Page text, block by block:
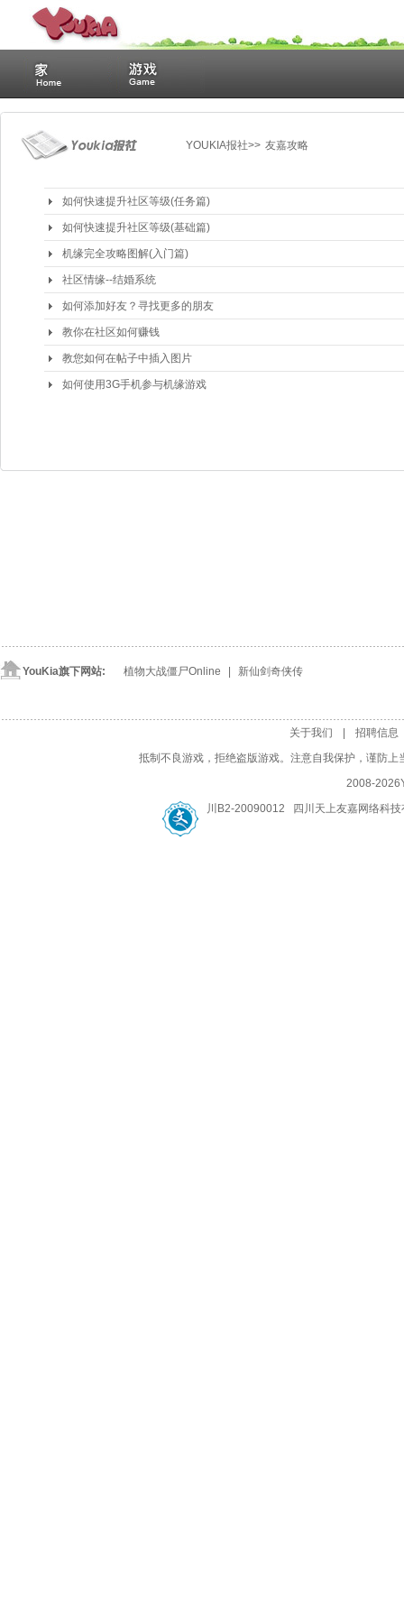
YOUKIA报社>> 友嘉攻略
如何快速提升社区等级(任务篇)
如何快速提升社区等级(基础篇)
机缘完全攻略图解(入门篇)
社区情缘--结婚系统
如何添加好友？寻找更多的朋友
教你在社区如何赚钱
教您如何在帖子中插入图片
如何使用3G手机参与机缘游戏
YouKia旗下网站: 植物大战僵尸Online 新仙剑奇侠传
关于我们
招聘信息
抵制不良游戏，拒绝盗版游戏。注意自我保护，谨防
2008-2026
川B2-20090012 四川天上友嘉网络科